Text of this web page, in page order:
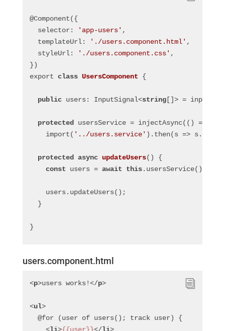
@Component({
  selector:
'app-users' ,
  templateUrl:
'./users.component.html' ,
  styleUrl:
'./users.component.css' ,
})
export class UsersComponent {
public users: InputSignal<string[]> = input<
protected usersService = injectAsync(() =>
    import(
'../users.service' ).then(s =>
protected async updateUsers( ) {
const users = await this.usersService();
    users.updateUsers();
  }
}
users.component.html
<p>users works!</p>
<ul>
  @for (user of users(); track user) {
<li>{{user}}</li>